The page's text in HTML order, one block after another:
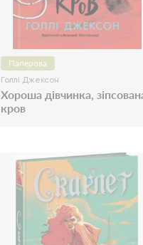
Паперова
Голлі Джексон
Хороша дівчинка,
кров